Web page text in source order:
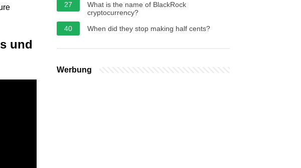
und
27
What is the name of BlackRock
cryptocurrency?
40
When did they stop making half cents?
Werbung